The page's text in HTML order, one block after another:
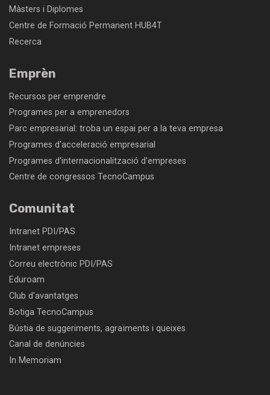
Màsters i Diplomes
Centre de Formació Permanent HUB4T
Recerca
Emprèn
Recursos per emprendre
Programes per a emprenedors
Parc empresarial: troba un espai per a la teva empresa
Programes d'acceleració empresarial
Programes d'internacionalització d'empreses
Centre de congressos TecnoCampus
Comunitat
Intranet PDI/PAS
Intranet empreses
Correu electrònic PDI/PAS
Eduroam
Club d'avantatges
Botiga TecnoCampus
Bústia de suggeriments, agraïments i queixes
Canal de denúncies
In Memoriam